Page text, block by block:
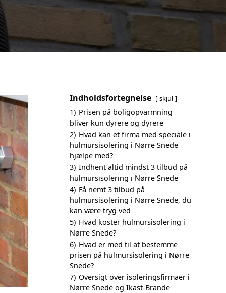
Indholdsfortegnelse skjul
1) Prisen på boligopvarmning
bliver kun dyrere og dyrere
2) Hvad kan et firma med speciale i
hulmursisolering i Nørre Snede
hjælpe med?
3) Indhent altid mindst 3 tilbud på
hulmursisolering i Nørre Snede
4) Få nemt 3 tilbud på
hulmursisolering i Nørre Snede, du
kan være tryg ved
5) Hvad koster hulmursisolering i
Nørre Snede?
6) Hvad er med til at bestemme
prisen på hulmursisolering i Nørre
Snede?
7) Oversigt over isoleringsfirmaer i
Nørre Snede og Ikast-Brande